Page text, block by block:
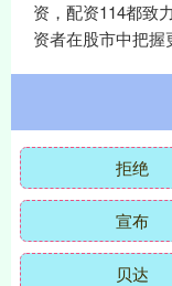
资，配资114都致
资者在股市中把握
拒绝
宣布
贝达